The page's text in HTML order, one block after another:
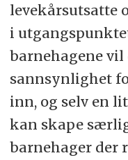
levekårsutsatte
i
barnehagene
sannsynlighet
inn, og selv en
kan skape
barnehager der